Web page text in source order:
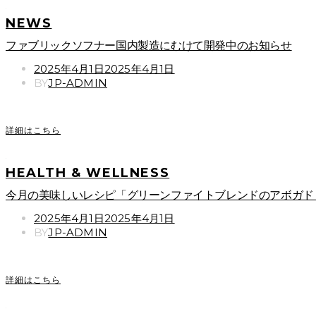
NEWS
ファブリックソフナー国内製造にむけて開発中のお知らせ
POSTED
ON
2025年4月1日2025年4月1日
BYJP-ADMIN
詳細はこちら
HEALTH & WELLNESS
今月の美味しいレシピ「グリーンファイトブレンドのアボガド
POSTED
ON
2025年4月1日2025年4月1日
BYJP-ADMIN
詳細はこちら